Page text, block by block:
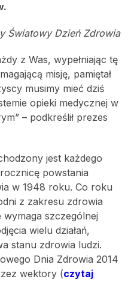
Światowy Dzień Zdrowia
z Was, wypełniając tę
misję, pamiętał
musimy mieć dziś
opieki medycznej w
– podkreślił prezes
jest każdego
powstania
w 1948 roku. Co roku
z zakresu zdrowia
szczególnej
wielu działań,
stanu zdrowia ludzi.
Dnia Zdrowia 2014
wektory (czytaj